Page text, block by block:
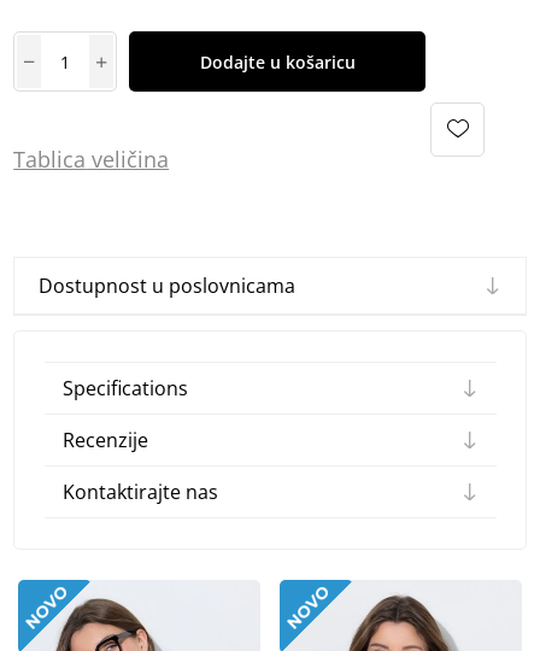
Dodajte u košaricu
Tablica veličina
Dostupnost u poslovnicama
Specifications
Recenzije
Kontaktirajte nas